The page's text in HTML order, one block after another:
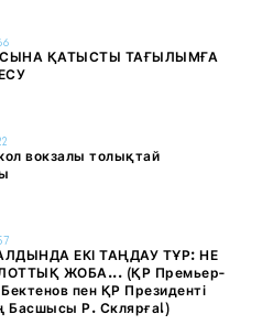
ҚАТЫСТЫ ТАҒЫЛЫМҒА
вокзалы толықтай
ЕКІ ТАҢДАУ ТҰР: НЕ
ЖОБА... (ҚР Премьер-
пен ҚР Президенті
Басшысы Р. Склярға!)